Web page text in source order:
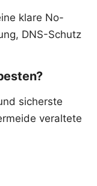
klare No-
DNS-Schutz
sicherste
veraltete